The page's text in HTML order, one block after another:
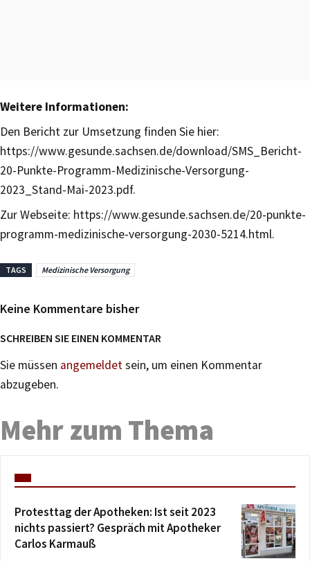
Weitere Informationen:
Den Bericht zur Umsetzung finden Sie hier:
https://www.gesunde.sachsen.de/download/SMS_Bericht-
20-Punkte-Programm-Medizinische-Versorgung-
2023_Stand-Mai-2023.pdf.
Zur Webseite: https://www.gesunde.sachsen.de/20-punkte-
programm-medizinische-versorgung-2030-5214.html.
TAGS Medizinische Versorgung
Keine Kommentare bisher
SCHREIBEN SIE EINEN KOMMENTAR
Sie müssen angemeldetsein, um einen Kommentar
abzugeben.
Mehr zum Thema
Protesttag der Apotheken: Ist seit 2023
nichts passiert? Gespräch mit Apotheker
Carlos Karmauß